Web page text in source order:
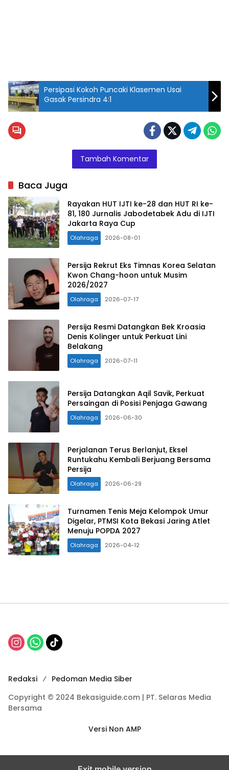
Persipasi Kokoh Puncaki Klasemen Usai
Gasak Persindra 4:1
Tambah Komentar
Baca Juga
Rayakan HUT IJTI ke-28 dan HUT RI ke-
81, 180 Jurnalis Jabodetabek Adu di IJTI
Jakarta Raya Cup
Olahraga 2026-08-01
Persija Rekrut Eks Timnas Korea Selatan
Kwon Chang-hoon untuk Musim
2026/2027
Olahraga 2026-07-17
Persija Resmi Datangkan Bek Kroasia
Denis Kolinger untuk Perkuat Lini
Belakang
Olahraga 2026-07-11
Persija Datangkan Aqil Savik, Perkuat
Persaingan di Posisi Penjaga Gawang
Olahraga 2026-06-30
Perjalanan Terus Berlanjut, Eksel
Runtukahu Kembali Berjuang Bersama
Persija
Olahraga 2026-06-29
Turnamen Tenis Meja Kelompok Umur
Digelar, PTMSI Kota Bekasi Jaring Atlet
Menuju POPDA 2027
Olahraga 2026-04-12
Redaksi
Pedoman Media Siber
Copyright © 2024 Bekasiguide.com | PT. Selaras Media
Bersama
Versi Non AMP